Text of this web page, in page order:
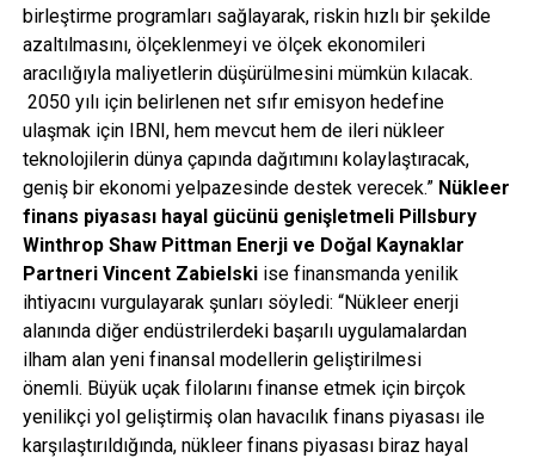
birleştirme programları sağlayarak, riskin hızlı bir şekilde
azaltılmasını, ölçeklenmeyi ve ölçek ekonomileri
aracılığıyla maliyetlerin düşürülmesini mümkün kılacak.
2050 yılı için belirlenen net sıfır emisyon hedefine
ulaşmak için IBNI, hem mevcut hem de ileri nükleer
teknolojilerin dünya çapında dağıtımını kolaylaştıracak,
geniş bir ekonomi yelpazesinde destek verecek.” Nükleer
finans piyasası hayal gücünü genişletmeli Pillsbury
Winthrop Shaw Pittman Enerji ve Doğal Kaynaklar
Partneri Vincent Zabielskiise finansmanda yenilik
ihtiyacını vurgulayarak şunları söyledi: “Nükleer enerji
alanında diğer endüstrilerdeki başarılı uygulamalardan
ilham alan yeni finansal modellerin geliştirilmesi
önemli. Büyük uçak filolarını finanse etmek için birçok
yenilikçi yol geliştirmiş olan havacılık finans piyasası ile
karşılaştırıldığında, nükleer finans piyasası biraz hayal